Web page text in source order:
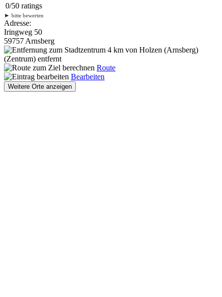
0/50 ratings
► bitte bewerten
Adresse:
Iringweg 50
59757 Arnsberg
4 km von Holzen (Arnsberg)
(Zentrum) entfernt
Route
Bearbeiten
Weitere Orte anzeigen